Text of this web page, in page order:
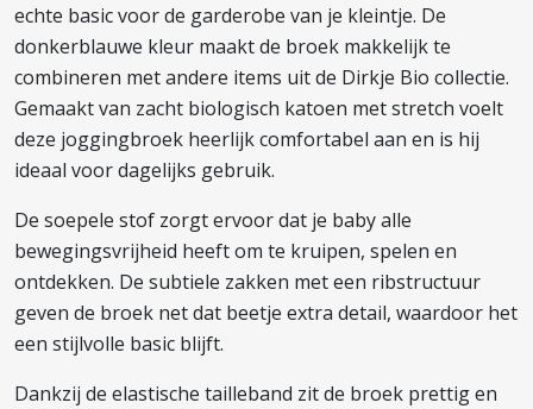
echte basic voor de garderobe van je kleintje. De
donkerblauwe kleur maakt de broek makkelijk te
combineren met andere items uit de Dirkje Bio collectie.
Gemaakt van zacht biologisch katoen met stretch voelt
deze joggingbroek heerlijk comfortabel aan en is hij
ideaal voor dagelijks gebruik.
De soepele stof zorgt ervoor dat je baby alle
bewegingsvrijheid heeft om te kruipen, spelen en
ontdekken. De subtiele zakken met een ribstructuur
geven de broek net dat beetje extra detail, waardoor het
een stijlvolle basic blijft.
Dankzij de elastische tailleband zit de broek prettig en